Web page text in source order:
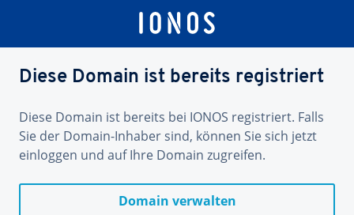
Diese Domain ist bereits registriert
Diese Domain ist bereits bei IONOS registriert. Falls
Sie der Domain-Inhaber sind, können Sie sich jetzt
einloggen und auf Ihre Domain zugreifen.
Domain verwalten